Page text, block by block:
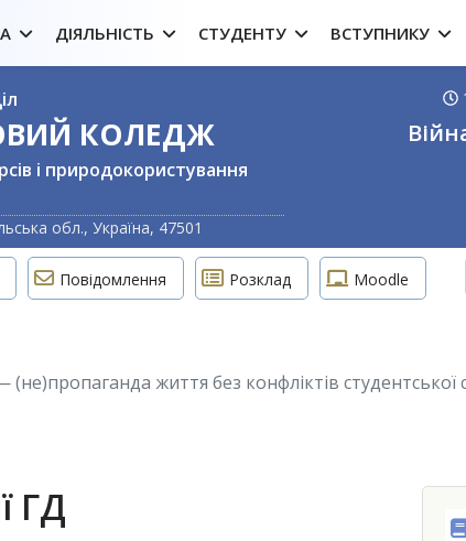
ДІЯЛЬНІСТЬ СТУДЕНТУ ВСТУПНИКУ
КОЛЕДЖ
і природокористування
обл., Україна, 47501
Повідомлення Розклад Moodle
життя без конфліктів
ГД